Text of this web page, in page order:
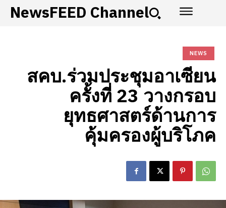
NewsFEED Channel
NEWS
สคบ.ร่วมประชุมอาเซียน
ครั้งที่ 23 วางกรอบ
ยุทธศาสตร์ด้านการ
คุ้มครองผู้บริโภค